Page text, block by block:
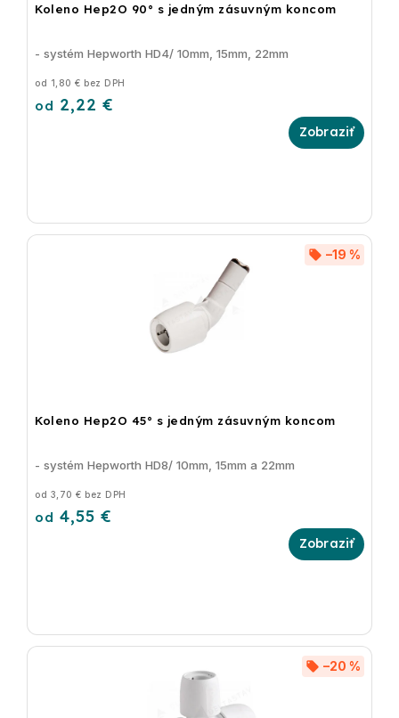
Koleno Hep2O 90° s jedným zásuvným koncom
od 1,80 € bez DPH
od 2,22 €
- systém Hepworth HD4/ 10mm, 15mm, 22mm
Koleno Hep2O 45° s jedným zásuvným koncom
–19 %
od 3,70 € bez DPH
od 4,55 €
- systém Hepworth HD8/ 10mm, 15mm a 22mm
–20 %